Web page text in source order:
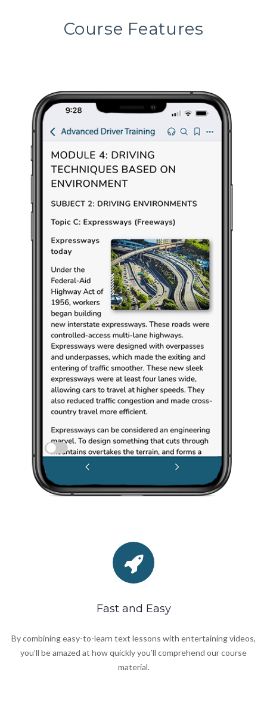
Course Features
Fast and Easy
By combining easy-to-learn text lessons with entertaining videos,
you’ll be amazed at how quickly you’ll comprehend our course
material.